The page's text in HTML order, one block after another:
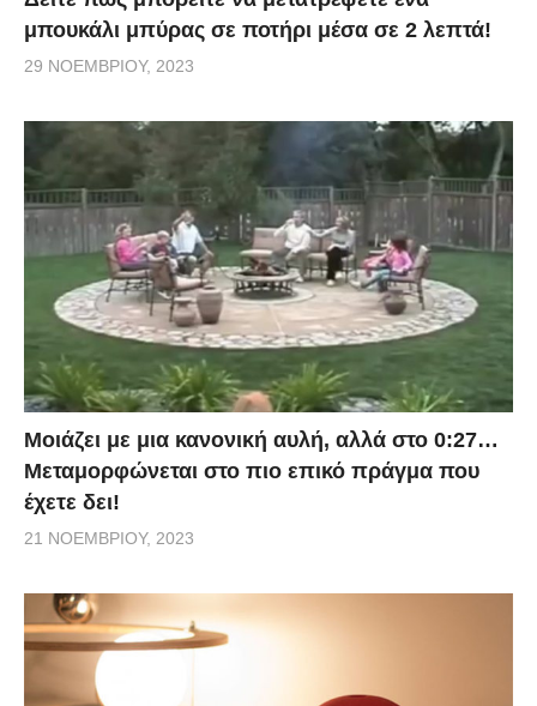
μπουκάλι μπύρας σε ποτήρι μέσα σε 2 λεπτά!
29 ΝΟΕΜΒΡΊΟΥ, 2023
Μοιάζει με μια κανονική αυλή, αλλά στο 0:27…
Μεταμορφώνεται στο πιο επικό πράγμα που
έχετε δει!
21 ΝΟΕΜΒΡΊΟΥ, 2023